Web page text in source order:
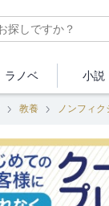
ラノベ 小説
教養 ノンフィ